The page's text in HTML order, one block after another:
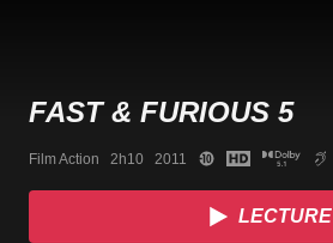
FAST & FURIOUS 5
Film Action   2h10   2011
LECTURE